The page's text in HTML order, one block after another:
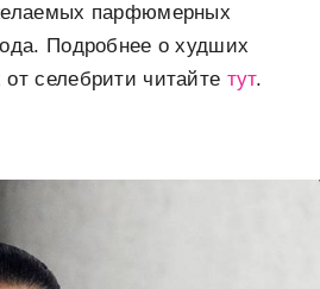
парфюмерных
Подробнее о худших
селебрити читайте тут.